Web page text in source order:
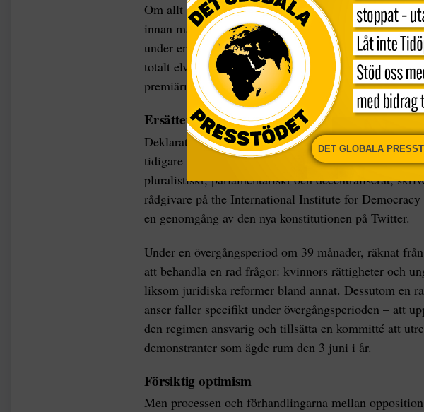
Om allt går enligt planerna ska landet ha en civil
innan månaden är slut. Den konstitutionella
under en ceremoni i Khartoum den 17 augusti. Dagen
totalt elva personer, i det styrande rådet presenteras.
premiärminister utnämnas och en regering ska
Ersätter grundlagen
Deklarationen som består av omkring 20 sidor ersätter
tidigare grundlag, och deklarationen beskriver landet
pluralistiskt, parlamentariskt och decentraliserat,
rådgivare på the International Institute for
en genomgång av den nya konstitutionen på Twitter.
Under en övergångsperiod om 39 månader, räknat
att behandla en rad frågor: kvinnors rättigheter och
liksom juridiska reformer bland annat. Dessutom en
anser faller specifikt under övergångsperioden – att
den regimen ansvarig och tillsätta en kommitté att
demonstranter som ägde rum den 3 juni i år.
Försiktig optimism
Men processen och förhandlingarna mellan
DET GLOBALA